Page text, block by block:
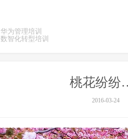
华为管理培训
数智化转型培训
桃花纷
2016-03-24